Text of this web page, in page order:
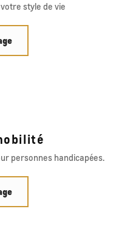
style de vie
personnes handicapées.